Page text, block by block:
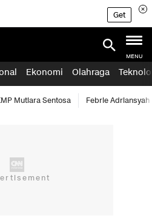
Get
MENU
Ekonomi Olahraga
Mutiara Sentosa Febrie Adriansyah